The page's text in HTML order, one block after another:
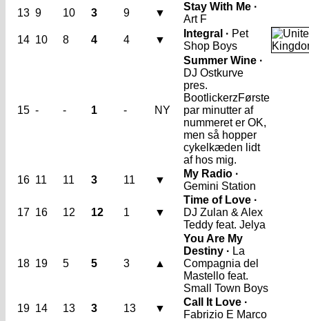
13 9 10 3 9 ▼
Stay With Me ·
Art F
14 10 8 4 4 ▼
Integral · Pet
Shop Boys
15 - - 1 - NY
Summer Wine ·
DJ Ostkurve
pres.
BootlickerzFørste
par minutter af
nummeret er OK,
men så hopper
cykelkæden lidt
af hos mig.
16 11 11 3 11 ▼
My Radio ·
Gemini Station
17 16 12 12 1 ▼
Time of Love ·
DJ Zulan & Alex
Teddy feat. Jelya
18 19 5 5 3 ▲
You Are My
Destiny · La
Compagnia del
Mastello feat.
Small Town Boys
19 14 13 3 13 ▼
Call It Love ·
Fabrizio E Marco